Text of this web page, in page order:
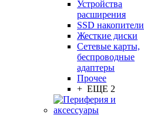
Устройства
расширения
SSD накопители
Жесткие диски
Сетевые карты,
беспроводные
адаптеры
Прочее
+ ЕЩЕ 2